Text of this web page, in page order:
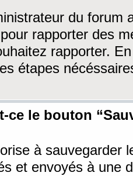
du forum
rapporter des
rapporter.
étapes
ce le bouton
à sauvegarder
et envoyés à une